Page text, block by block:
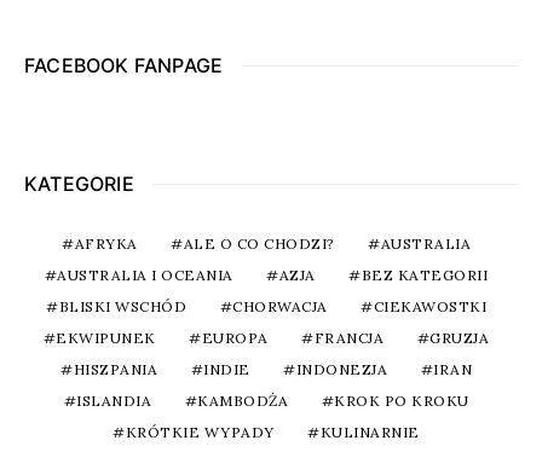
FACEBOOK FANPAGE
KATEGORIE
AFRYKA ALE O CO CHODZI?
AUSTRALIA
AUSTRALIA I OCEANIA
AZJA
BEZ KATEGORII
BLISKI WSCHÓD
CHORWACJA
CIEKAWOSTKI
EKWIPUNEK
EUROPA FRANCJA
GRUZJA
HISZPANIA
INDIE INDONEZJA
IRAN
ISLANDIA
KAMBODŻA
KROK PO KROKU
KRÓTKIE WYPADY
KULINARNIE